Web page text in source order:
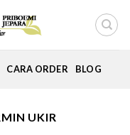
CARA ORDER BLOG
UKIR